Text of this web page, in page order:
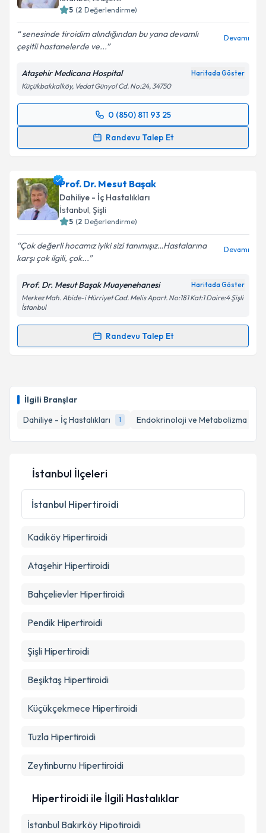
İlgili Branşlar
Dahiliye - İç Hastalıkları
1 Endokrinoloji ve Metabolizma
5 (2 Değerlendirme)
senesinde tiroidim alındığından bu yana devamlı
çeşitli hastanelerde ve...
Devamı
Ataşehir Medicana Hospital Haritada Göster
Küçükbakkalköy, Vedat Günyol Cd. No:24, 34750
0 (850) 811 93 25
Randevu Talep Et
Randevu Takvimi Talebi
için bir takvim hazırlandığında e-posta ile
bilgilendireceğiz.
E-posta Adresiniz
Metni 'ni okudum ve kişisel verilerimin belirtilen
kapsamda işlenmesini kabul ediyorum.
Takvim Talebini Gönder
Prof. Dr. Mesut Başak
Dahiliye - İç Hastalıkları
İstanbul, Şişli
5 (2 Değerlendirme)
Çok değerli hocamız iyiki sizi tanımışız…Hastalarına
karşı çok ilgili, çok...
Devamı
Prof. Dr. Mesut Başak Muayenehanesi Haritada Göster
Merkez Mah. Abide-i Hürriyet Cad. Melis Apart. No:181 Kat:1 Daire:4 Şişli
İstanbul
Randevu Talep Et
Randevu Takvimi Talebi
takvim hazırlandığında e-posta ile bilgilendireceğiz.
Kişisel verilerimin işlenmesine ilişkinAydınlatma
Metni
'ni okudum ve kişisel verilerimin belirtilen
kapsamda işlenmesini kabul ediyorum.
İstanbul İlçeleri
İstanbul Hipertiroidi
Kadıköy Hipertiroidi
Ataşehir Hipertiroidi
Bahçelievler Hipertiroidi
Pendik Hipertiroidi
Şişli Hipertiroidi
Beşiktaş Hipertiroidi
Küçükçekmece Hipertiroidi
Tuzla Hipertiroidi
Zeytinburnu Hipertiroidi
Hipertiroidi ile İlgili Hastalıklar
İstanbul Bakırköy Hipotiroidi